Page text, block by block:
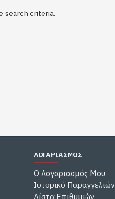
search criteria.
ΛΟΓΑΡΙΑΣΜΟΣ
Ο Λογαριασμός Μου
Ιστορικό Παραγγελιών
Λίστα Επιθυμιών